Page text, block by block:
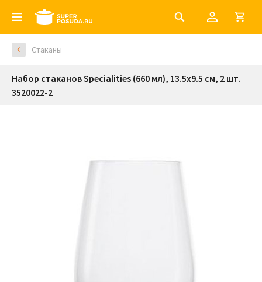
Стаканы
Набор стаканов Specialities (660 мл), 13.5х9.5 см, 2 шт.
3520022-2